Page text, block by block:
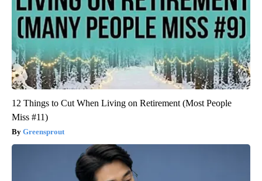
12 Things to Cut When Living on Retirement (Most People
Miss #11)
Greensprout